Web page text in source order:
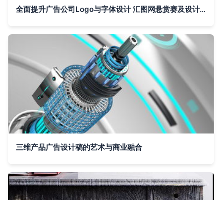
全面提升广告公司Logo与字体设计 汇图网悬赏赛及设计建议
三维产品广告设计稿的艺术与商业融合